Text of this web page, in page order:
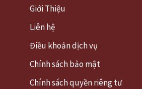
Giới Thiệu
Liên hệ
Điều khoản dịch vụ
Chính sách bảo mật
Chính sách quyền riêng tư